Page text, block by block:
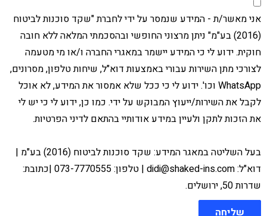
אני מאשר/ת - המידע שנמסר על ידי לחברת "שקד סוכנות לביטוח
(2016) בע"מ" ניתן מרצוני החופשי ובהסכמתי המלאה ללא חובה
חוקית. ידוע לי כי המידע יישמר במאגרי החברה ו/או מי מטעמה
לצורכי מתן השירות עבורי באמצעות דוא"ל, שיחות טלפון, מסרונים,
WhatsApp וכו'. ידוע לי כי ככל שלא אמסור את המידע, לא אוכל
לקבל את השירות/ייעוץ המבוקש על ידי. כמו כן, ידוע לי כי יש לי
את הזכות לתקן ולעיין במידע אודותיי בהתאם לדיני הפרטיות.
בעל השליטה במאגר המידע: שקד סוכנות לביטוח (2016) בע"מ |
דוא"ל: didi@shaked-ins.com | טלפון: 073-7770555 |כתובת:
שדרות 50, ירושלים.
שליחה